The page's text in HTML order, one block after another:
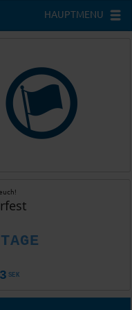
HAUPTMENU
TAGE
SEK